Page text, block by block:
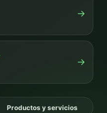
→
→
Productos y servicios